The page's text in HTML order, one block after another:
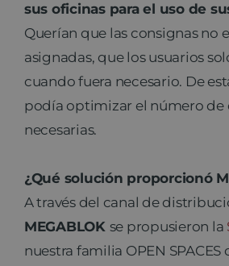
sus oficinas para el uso de
Querían que las consignas no
asignadas, que los usuarios
cuando fuera necesario. De
podía optimizar el número de
necesarias.
¿Qué solución proporcionó
A través del canal de
MEGABLOK se propusieron la
nuestra familia OPEN